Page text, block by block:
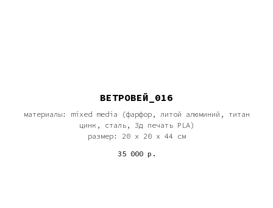
ВЕТРОВЕЙ_016
материалы: mixed media (фарфор, литой алюминий, титан
цинк, сталь, 3д печать PLA)
размер: 20 х 20 х 44 см
35 000 р.